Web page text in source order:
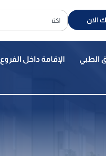
الان
الطبي الإقامة داخل الفروع